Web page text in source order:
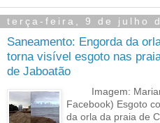
terça-feira, 9 de julho
Saneamento: Engorda da
torna visível esgoto nas
de Jaboatão
Imagem:
Facebook) Esgoto
da orla da praia de